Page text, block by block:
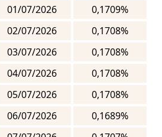
01/07/2026
0,1709%
02/07/2026
0,1708%
03/07/2026
0,1708%
04/07/2026
0,1708%
05/07/2026
0,1708%
06/07/2026
0,1689%